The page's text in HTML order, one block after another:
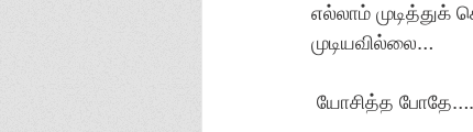
எல்லாம்
முடியவில்லை…
யோசித்த போதே….